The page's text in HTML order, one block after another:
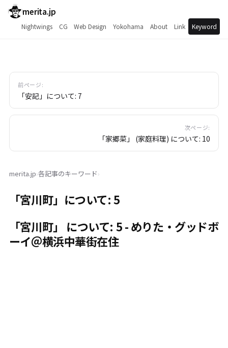
merita.jp
Nightwings CG Web Design Yokohama About Link Keyword
前ページ:
「安記」について: 7
次ページ:
「家郷菜」 (家庭料理) について: 10
merita.jp›各記事のキーワード›
「宮川町」について: 5
「宮川町」 について: 5 - めりた・グッドボ
ーイ＠横浜中華街在住